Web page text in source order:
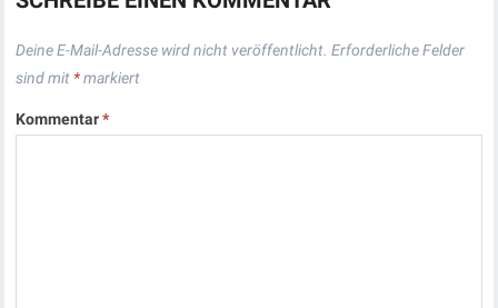
Deine E-Mail-Adresse wird nicht veröffentlicht. Erforderliche Felder
sind mit *markiert
Kommentar*